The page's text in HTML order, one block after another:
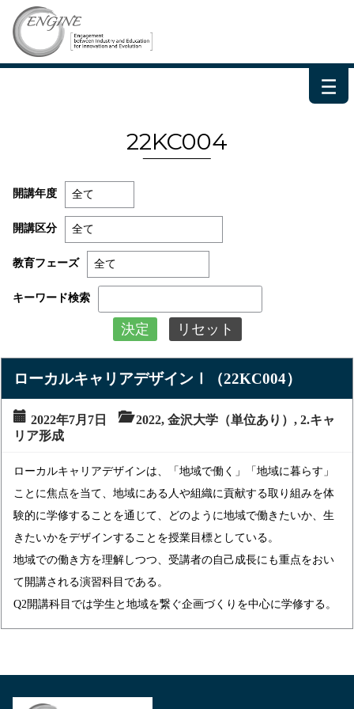
－
－
－
22KC004
開講年度
開講区分
教育フェーズ
キーワード検索
決定 リセット
ローカルキャリアデザインⅠ（22KC004）
2022年7月7日 2022, 金沢大学（単位あり） , 2.キャ
リア形成
ローカルキャリアデザインは、「地域で働く」「地域に暮らす」
ことに焦点を当て、地域にある人や組織に貢献する取り組みを体
験的に学修することを通じて、どのように地域で働きたいか、生
きたいかをデザインすることを授業目標としている。
地域での働き方を理解しつつ、受講者の自己成長にも重点をおい
て開講される演習科目である。
Q2開講科目では学生と地域を繋ぐ企画づくりを中心に学修する。